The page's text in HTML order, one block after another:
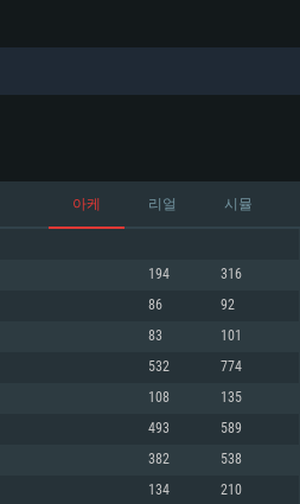
아케 리얼 시뮬
194 316
86 92
83 101
532 774
108 135
493 589
382 538
134 210